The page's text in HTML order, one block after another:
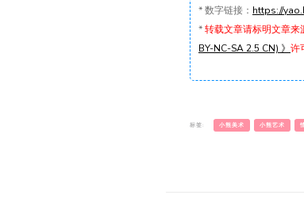
*数字链接： https://
*转载文章请标明文章
BY-NC-SA 2.5 CN) 》 许
标签: 小熊美术 小熊艺术